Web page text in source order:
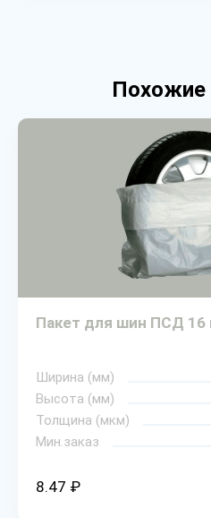
Похожие
Пакет для шин ПСД 16
Ширина (мм)
Высота (мм)
Толщина (мкм)
Мин.заказ
8.47 ₽